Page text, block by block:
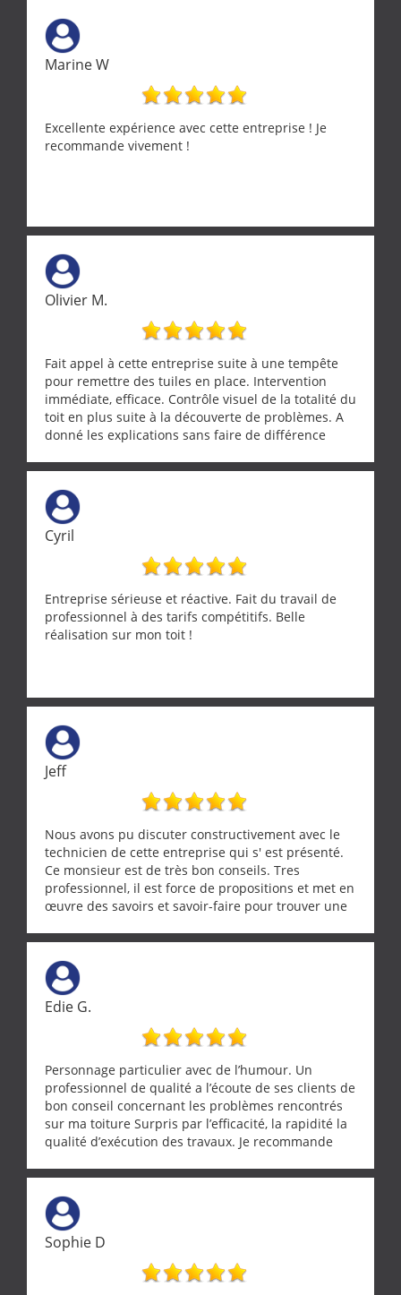
Marine W
Excellente expérience avec cette entreprise ! Je
recommande vivement !
Olivier M.
Fait appel à cette entreprise suite à une tempête
pour remettre des tuiles en place. Intervention
immédiate, efficace. Contrôle visuel de la totalité du
toit en plus suite à la découverte de problèmes. A
donné les explications sans faire de différence
Cyril
Entreprise sérieuse et réactive. Fait du travail de
professionnel à des tarifs compétitifs. Belle
réalisation sur mon toit !
Jeff
Nous avons pu discuter constructivement avec le
technicien de cette entreprise qui s' est présenté.
Ce monsieur est de très bon conseils. Tres
professionnel, il est force de propositions et met en
œuvre des savoirs et savoir-faire pour trouver une
demande de l écoute et de la considération, ce qui
ne se trouve que chez les pationnés de leur métier.
Merci a ce monsieur pour sa disponibilité
Edie G.
Personnage particulier avec de l’humour. Un
professionnel de qualité a l’écoute de ses clients de
bon conseil concernant les problèmes rencontrés
sur ma toiture Surpris par l’efficacité, la rapidité la
qualité d’exécution des travaux. Je recommande
Sophie D